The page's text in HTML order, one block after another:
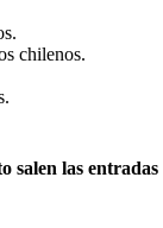
chilenos.
salen las entradas